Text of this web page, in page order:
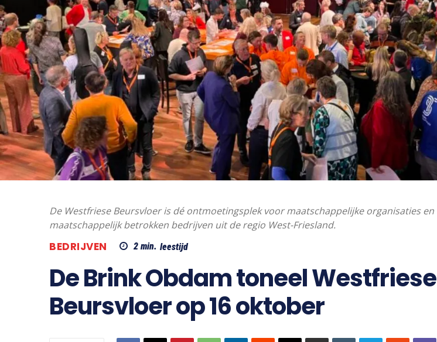
De Westfriese Beursvloer is dé ontmoetingsplek voor maatschappelijke organisaties en
maatschappelijk betrokken bedrijven uit de regio West-Friesland.
BEDRIJVEN 2min. leestijd
De Brink Obdam toneel Westfriese
Beursvloer op 16 oktober